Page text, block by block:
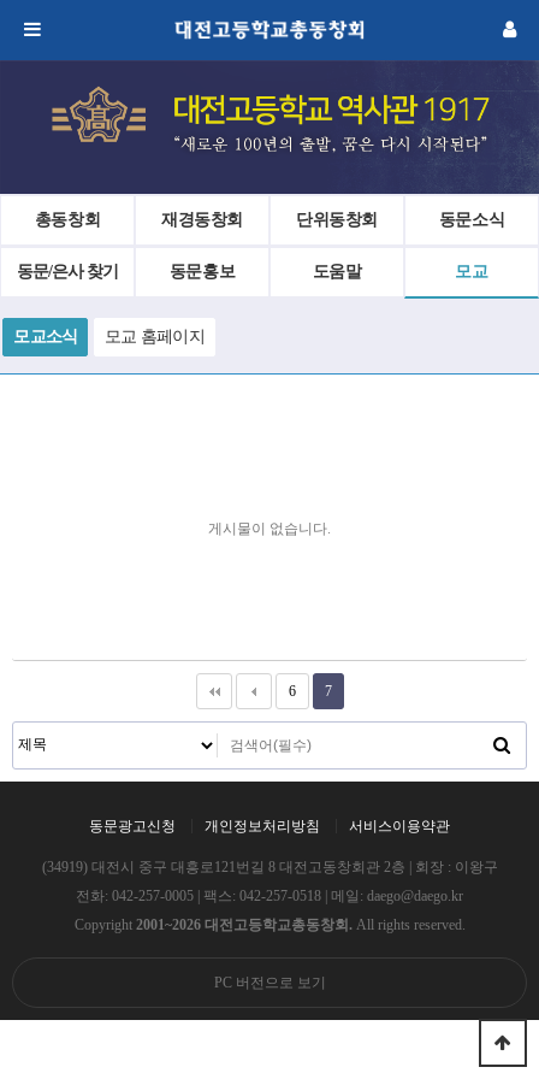
총동창회 재경동창회 단위동창회 동문소식
동문/은사 찾기 동문홍보 도움말 모교
모교소식 모교 홈페이지
게시물이 없습니다.
6 7
동문광고신청 개인정보처리방침 서비스이용약관
(34919) 대전시 중구 대흥로121번길 8 대전고동창회관 2층 | 회장 : 이왕구
전화: 042-257-0005 | 팩스: 042-257-0518 | 메일: daego@daego.kr
Copyright 2001~2026 대전고등학교총동창회. All rights reserved.
PC 버전으로 보기